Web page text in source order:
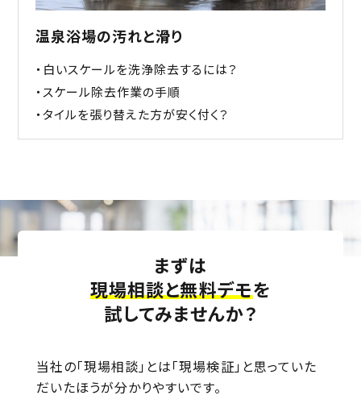
温泉浴場の汚れと滑り
・白いスケールを洗浄除去するには？
・スケール除去作業の手順
・タイルを張り替えた方が安く付く？
まずは
現場相談と無料デモを
試してみませんか？
当社の「現場相談」とは「現場検証」と思っていた
だいたほうが分かりやすいです。